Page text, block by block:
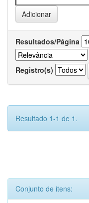
Resultados/Página
Registro(s)
Resultado 1-1 de 1.
Conjunto de itens: